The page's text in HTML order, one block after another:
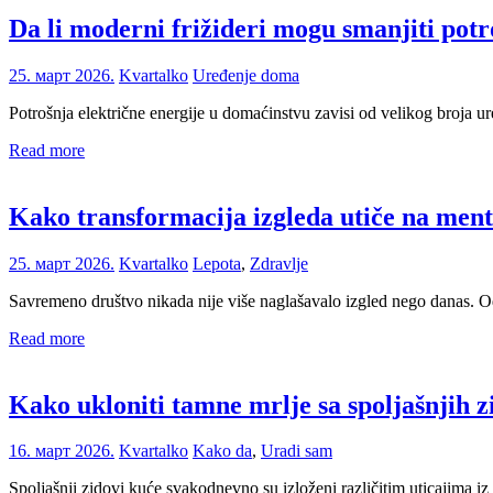
Da li moderni frižideri mogu smanjiti
25. март 2026. Kvartalko Uređenje doma
Potrošnja električne energije u domaćinstvu zavisi od velikog broja
Read more
Kako transformacija izgleda utiče na
25. март 2026. Kvartalko Lepota, Zdravlje
Savremeno društvo nikada nije više naglašavalo izgled nego
Read more
Kako ukloniti tamne mrlje sa spoljašnjih
16. март 2026. Kvartalko Kako da, Uradi sam
Spoljašnji zidovi kuće svakodnevno su izloženi različitim uticajima